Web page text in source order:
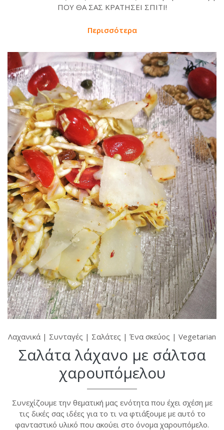
ΠΟΥ ΘΑ ΣΑΣ ΚΡΑΤΗΣΕΙ ΣΠΙΤΙ!
Περισσότερα
Λαχανικά | Συνταγές | Σαλάτες | Ένα σκεύος | Vegetarian
Σαλάτα λάχανο με σάλτσα
χαρουπόμελου
Συνεχίζουμε την θεματική μας ενότητα που έχει σχέση με
τις δικές σας ιδέες για το τι να φτιάξουμε με αυτό το
φανταστικό υλικό που ακούει στο όνομα χαρουπόμελο.